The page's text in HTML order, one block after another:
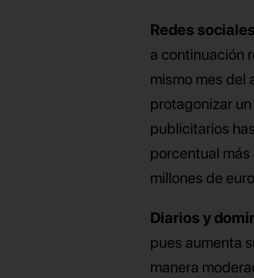
Redes sociales
a continuación
mismo mes del
protagonizar
publicitarios
porcentual
millones de
Diarios y
pues aumenta
manera